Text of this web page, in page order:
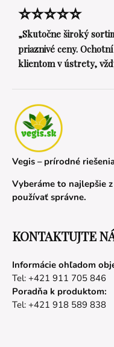
⭐⭐⭐⭐⭐
„Skutočne široký
priaznivé ceny.
klientom v ústrety,
Vegis – prírodné
Vyberáme to najlepšie
používať správne.
KONTAKTUJTE
Informácie ohľadom
Tel: +421 911 705 846
Poradňa k produktom:
Tel: +421 918 589 838